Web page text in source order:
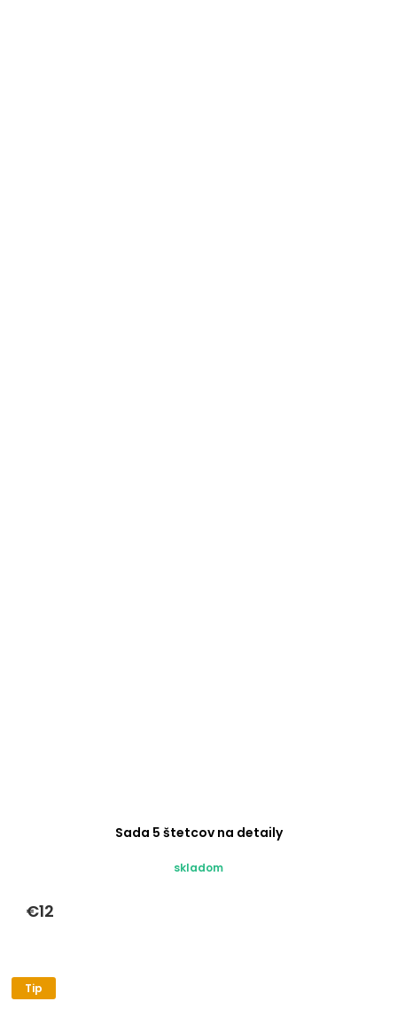
Sada 5 štetcov na detaily
skladom
€12
Tip